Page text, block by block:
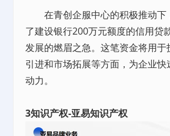
在青创企服中心的积极推动下
了建设银行200万元额度的信用贷
发展的燃眉之急。这笔资金将用
引进和市场拓展等方面，为企业快
动力。
3知识产权-亚易知识产权